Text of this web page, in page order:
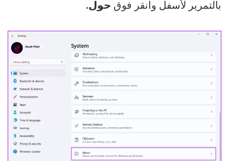
بالتمرير لأسفل وانقر فوق حول.